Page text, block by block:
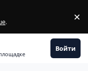
. ×
Войти